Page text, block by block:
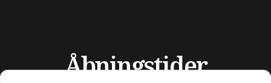
Åbningstider